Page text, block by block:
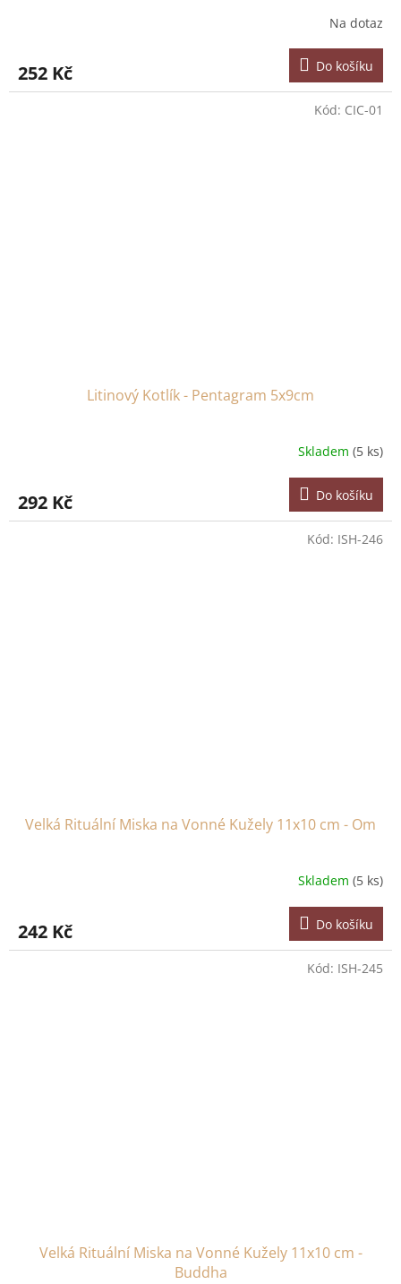
Na dotaz
252 Kč Do košíku
Litinový Kotlík - Pentagram 5x9cm
Skladem (5 ks)
292 Kč Do košíku
Kód: CIC-01
Velká Rituální Miska na Vonné Kužely 11x10 cm - Om
Skladem (5 ks)
242 Kč Do košíku
Kód: ISH-246
Velká Rituální Miska na Vonné Kužely 11x10 cm -
Buddha
Kód: ISH-245